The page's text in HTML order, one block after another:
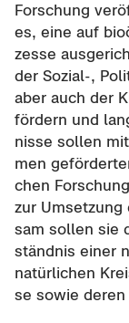
For­schung
es, eine auf
zes­se
der Sozial-​,
aber auch der
för­dern und
nis­se sol­len
men
chen
zur
sam sol­len sie
ständ­nis einer
na­tür­li­chen
se sowie